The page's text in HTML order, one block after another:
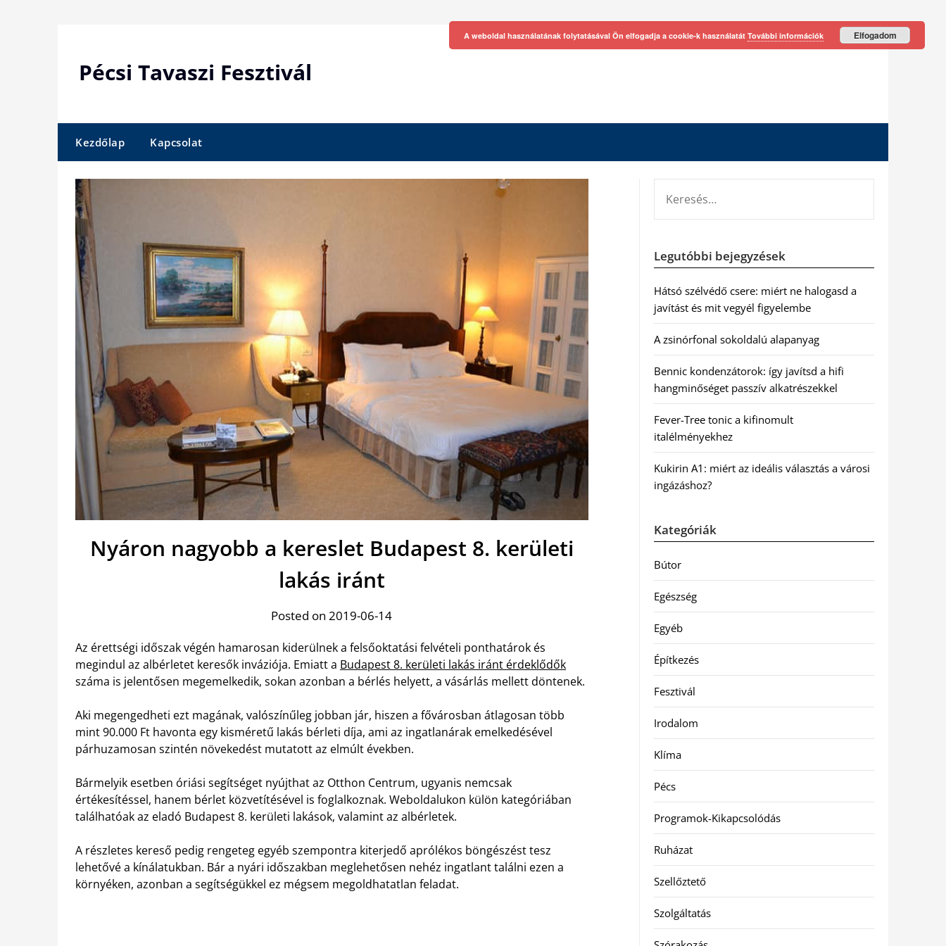
Pécsi Tavaszi Fesztivál
Kezdőlap Kapcsolat
Nyáron nagyobb a kereslet Budapest 8. kerületi
lakás iránt
Posted on 2019-06-14
Az érettségi időszak végén hamarosan kiderülnek a felsőoktatási felvételi ponthatárok és
megindul az albérletet keresők inváziója. Emiatt a Budapest 8. kerületi lakás iránt érdeklődők
száma is jelentősen megemelkedik, sokan azonban a bérlés helyett, a vásárlás mellett döntenek.
Aki megengedheti ezt magának, valószínűleg jobban jár, hiszen a fővárosban átlagosan több
mint 90.000 Ft havonta egy kisméretű lakás bérleti díja, ami az ingatlanárak emelkedésével
párhuzamosan szintén növekedést mutatott az elmúlt években.
Bármelyik esetben óriási segítséget nyújthat az Otthon Centrum, ugyanis nemcsak
értékesítéssel, hanem bérlet közvetítésével is foglalkoznak. Weboldalukon külön kategóriában
találhatóak az eladó Budapest 8. kerületi lakások, valamint az albérletek.
A részletes kereső pedig rengeteg egyéb szempontra kiterjedő aprólékos böngészést tesz
lehetővé a kínálatukban. Bár a nyári időszakban meglehetősen nehéz ingatlant találni ezen a
környéken, azonban a segítségükkel ez mégsem megoldhatatlan feladat.
Legutóbbi bejegyzések
Hátsó szélvédő csere: miért ne halogasd a
javítást és mit vegyél figyelembe
A zsinórfonal sokoldalú alapanyag
Bennic kondenzátorok: így javítsd a hifi
hangminőséget passzív alkatrészekkel
Fever-Tree tonic a kifinomult
italélményekhez
Kukirin A1: miért az ideális választás a városi
ingázáshoz?
Kategóriák
Bútor
Egészség
Egyéb
Építkezés
Fesztivál
Irodalom
Klíma
Pécs
Programok-Kikapcsolódás
Ruházat
Szellőztető
Szolgáltatás
A weboldal használatának folytatásával Ön elfogadja a cookie-k használatát További információk Elfogadom